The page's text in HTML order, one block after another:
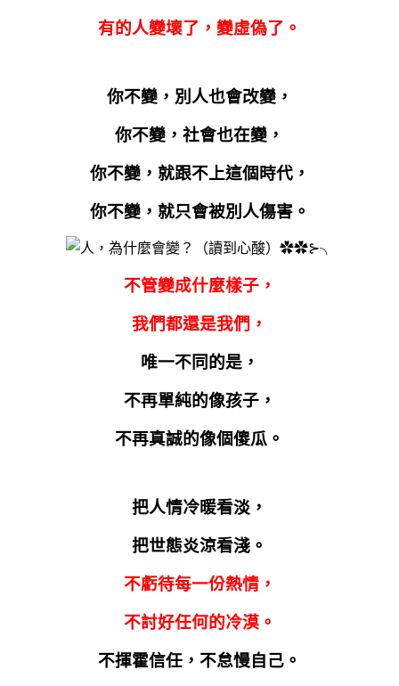
有的人變壞了，變虛偽了。
你不變，別人也會改變，
你不變，社會也在變，
你不變，就跟不上這個時代，
你不變，就只會被別人傷害。
不管變成什麼樣子，
我們都還是我們，
唯一不同的是，
不再單純的像孩子，
不再真誠的像個傻瓜。
把人情冷暖看淡，
把世態炎涼看淺。
不虧待每一份熱情，
不討好任何的冷漠。
不揮霍信任，不怠慢自己。